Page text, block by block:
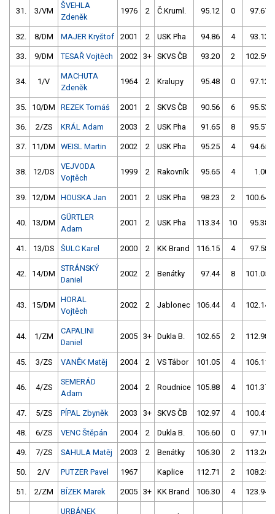
31. 3/VM
ŠVEHLA
Zdeněk
1976 2 Č.Kruml. 95.12 0 97.67
32. 8/DM MAJER Kryštof 2001 2 USK Pha 94.86 4 93.13
33. 9/DM TESAŘ Vojtěch 2002 3+ SKVS ČB 93.20 2 102.59
34. 1/V
MACHUTA
Zdeněk
1964 2 Kralupy 95.48 0 97.12
35. 10/DM REZEK Tomáš 2001 2 SKVS ČB 90.56 6 95.53
36. 2/ZS KRÁL Adam 2003 2 USK Pha 91.65 8 95.57
37. 11/DM WEISL Martin 2002 2 USK Pha 95.25 4 94.65
38. 12/DS
VEJVODA
Vojtěch
1999 2 Rakovník 95.65 4 1.00
39. 12/DM HOUSKA Jan 2001 2 USK Pha 98.23 2 100.64
40. 13/DM
GÜRTLER
Adam
2001 2 USK Pha 113.34 10 95.38
41. 13/DS ŠULC Karel 2000 2 KK Brand 116.15 4 97.58
42. 14/DM
STRÁNSKÝ
Daniel
2002 2 Benátky 97.44 8 101.05
43. 15/DM
HORAL
Vojtěch
2002 2 Jablonec 106.44 4 102.14
44. 1/ZM
CAPALINI
Daniel
2005 3+ Dukla B. 102.65 2 112.98
45. 3/ZS VANĚK Matěj 2004 2 VS Tábor 101.05 4 106.11
46. 4/ZS
SEMERÁD
Adam
2004 2 Roudnice 105.88 4 101.37
47. 5/ZS PÍPAL Zbyněk 2003 3+ SKVS ČB 102.97 4 100.41
48. 6/ZS VENC Štěpán 2004 2 Dukla B. 106.60 0 97.10
49. 7/ZS SAHULA Matěj 2003 2 Benátky 106.30 2 113.26
50. 2/V PUTZER Pavel 1967 Kaplice 112.71 2 108.25
51. 2/ZM BÍZEK Marek 2005 3+ KK Brand 106.30 4 123.94
URBÁNEK